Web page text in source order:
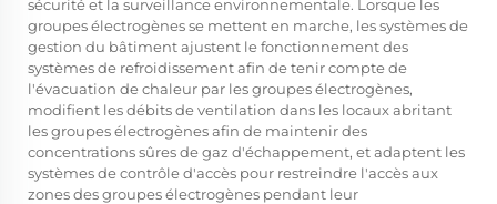
sécurité et la surveillance environnementale. Lorsque les
groupes électrogènes se mettent en marche, les systèmes de
gestion du bâtiment ajustent le fonctionnement des
systèmes de refroidissement afin de tenir compte de
l'évacuation de chaleur par les groupes électrogènes,
modifient les débits de ventilation dans les locaux abritant
les groupes électrogènes afin de maintenir des
concentrations sûres de gaz d'échappement, et adaptent les
systèmes de contrôle d'accès pour restreindre l'accès aux
zones des groupes électrogènes pendant leur